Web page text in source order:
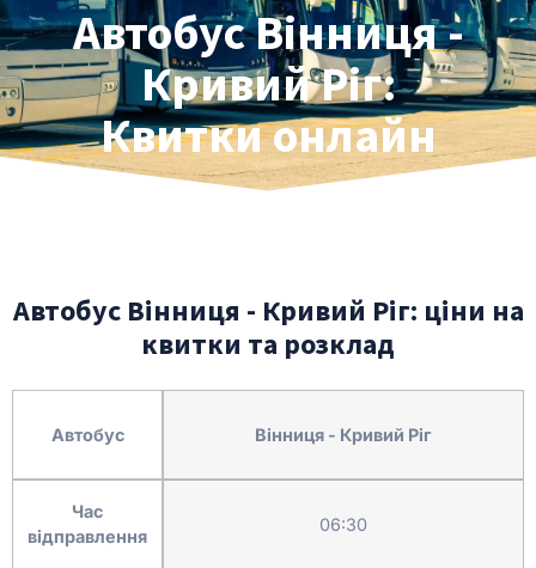
Автобус Вінниця -
Кривий Ріг:
Квитки онлайн
Автобус Вінниця - Кривий Ріг: ціни на
квитки та розклад
Автобус
Час
відправлення
Вінниця - Кривий Ріг
06:30